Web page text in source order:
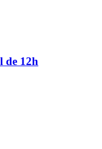
de 12h